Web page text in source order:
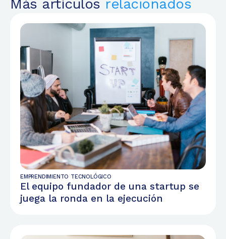
Más artículos relacionados
EMPRENDIMIENTO TECNOLÓGICO
El equipo fundador de una startup se
juega la ronda en la ejecución